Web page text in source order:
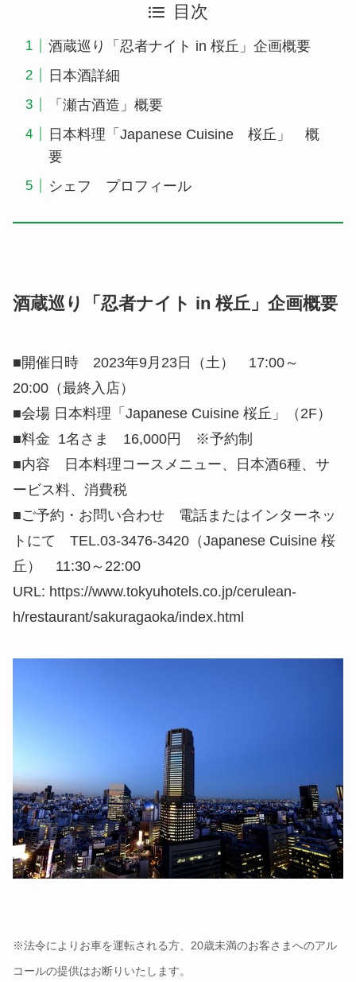
目次
酒蔵巡り「忍者ナイト in 桜丘」企画概要
日本酒詳細
「瀬古酒造」概要
日本料理「Japanese Cuisine 桜丘」 概
要
シェフ プロフィール
酒蔵巡り「忍者ナイト in 桜丘」企画概要
■開催日時 2023年9月23日（土） 17:00～
20:00（最終入店）
■会場 日本料理「Japanese Cuisine 桜丘」（2F）
■料金 1名さま 16,000円 ※予約制
■内容 日本料理コースメニュー、日本酒6種、サ
ービス料、消費税
■ご予約・お問い合わせ 電話またはインターネッ
トにて TEL.03-3476-3420（Japanese Cuisine 桜
丘） 11:30～22:00
URL: https://www.tokyuhotels.co.jp/cerulean-
h/restaurant/sakuragaoka/index.html
※法令によりお車を運転される方、20歳未満のお客さまへのアル
コールの提供はお断りいたします。